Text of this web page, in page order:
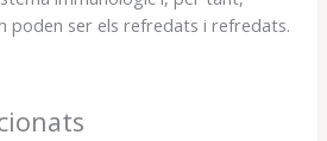
poden ser els refredats i refredats.